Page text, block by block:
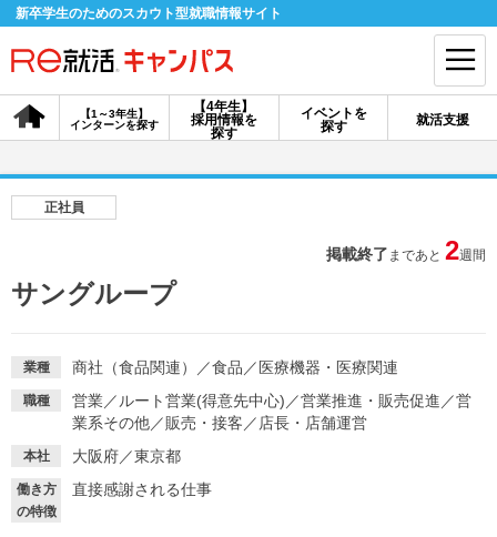
新卒学生のためのスカウト型就職情報サイト
【4年生】
採用情報を
探す
【1～3年生】
インターンを探す
イベントを
探す
就活支援
会員登録 ログイン
イベントを探す スカウト お知らせ
就活ノウハウ・サポート
正社員
掲載終了 まであと 2週間
サングループ
業種 商社（食品関連） ／食品 ／ 医療機器・医療関連
職種 営業／ ルート営業(得意先中心) ／営業推進・販売促進 ／営
業系その他／販売・接客 ／ 店長・店舗運営
本社 大阪府／東京都
働き方
の特徴
直接感謝される仕事